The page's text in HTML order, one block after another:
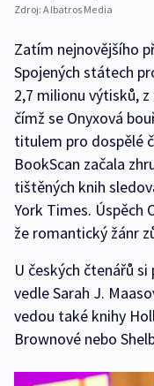
Zdroj:Albatros Media
Zatím nejnovějšího
Spojených státech
2,7 milionu výtisků,
čímž se Onyxová
titulem pro dospělé
BookScan začala
tištěných knih
York Times. Úspěch
že romantický žánr
U českých čtenářů
vedle Sarah J.
vedou také knihy
Brownové nebo